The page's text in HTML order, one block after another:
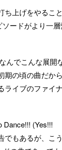
ち上げをやること
ードがより一層
んでこんな展開
期の頃の曲だから
ライブのファイナ
Dance!!! (Yes!!!
でもあるが、こう